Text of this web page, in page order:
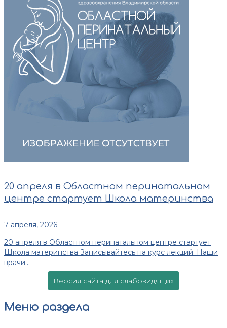
20 апреля в Областном перинатальном
центре стартует Школа материнства
7 апреля, 2026
20 апреля в Областном перинатальном центре стартует
Школа материнства Записывайтесь на курс лекций. Наши
врачи...
Версия сайта для слабовидящих
Меню раздела